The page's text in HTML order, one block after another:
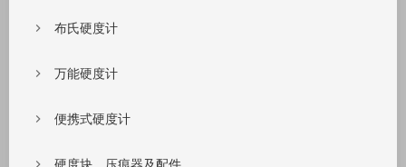
布氏硬度计
万能硬度计
便携式硬度计